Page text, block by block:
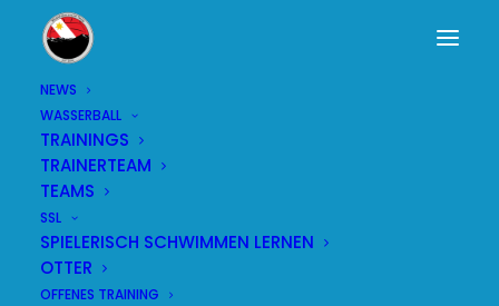
NEWS
WASSERBALL
TRAININGS
TRAINERTEAM
TEAMS
SSL
SPIELERISCH SCHWIMMEN LERNEN
OTTER
OFFENES TRAINING
Klubbeitritt
Vorname